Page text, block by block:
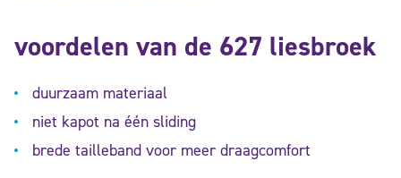
voordelen van de 627 liesbroek
duurzaam materiaal
niet kapot na één sliding
brede tailleband voor meer draagcomfort